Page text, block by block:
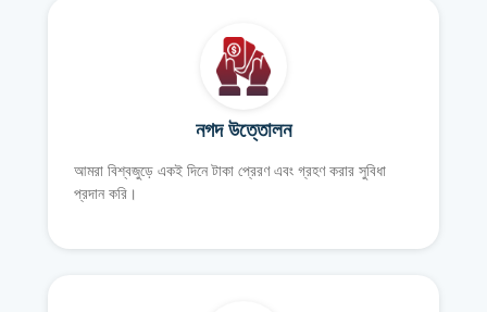
নগদ উত্তোলন
আমরা বিশ্বজুড়ে একই দিনে টাকা প্রেরণ এবং গ্রহণ করার সুবিধা
প্রদান করি।